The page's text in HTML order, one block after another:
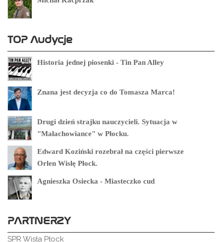
TOP Audycje
Historia jednej piosenki - Tin Pan Alley
Znana jest decyzja co do Tomasza Marca!
Drugi dzień strajku nauczycieli. Sytuacja w
"Małachowiance" w Płocku.
Edward Koziński rozebrał na części pierwsze
Orlen Wisłę Płock.
Agnieszka Osiecka - Miasteczko cud
PARTNERZY
SPR Wisła Płock